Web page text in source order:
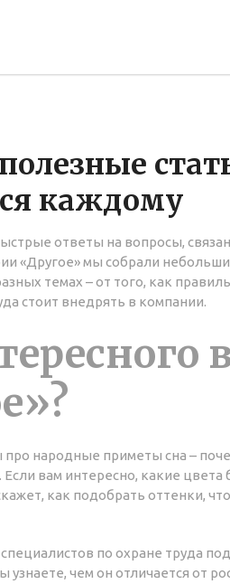
каждому
ответы на вопросы,
«Другое» мы собрали
темах – от того, как
стоит внедрять в компании.
народные приметы сна –
вам интересно, какие цвета
как подобрать оттенки,
по охране труда
узнаете, чем он отличается от